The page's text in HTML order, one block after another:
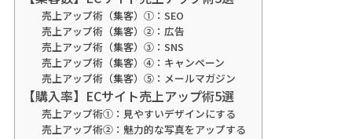
売上アップ術（集客）①：SEO
売上アップ術（集客）②：広告
売上アップ術（集客）③：SNS
売上アップ術（集客）④：キャンペーン
売上アップ術（集客）⑤：メールマガジン
【購入率】ECサイト売上アップ術5選
売上アップ術①：見やすいデザインにする
売上アップ術②：魅力的な写真をアップする